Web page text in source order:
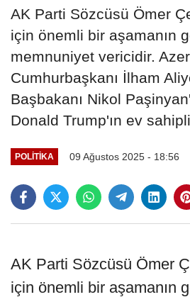
AK Parti Sözcüsü Ömer
için önemli bir aşamanın
memnuniyet vericidir.
Cumhurbaşkanı İlham
Başbakanı Nikol
Donald Trump'ın ev
POLITIKA 09 Ağustos 2025 - 18:56
AK Parti Sözcüsü Ömer
için önemli bir aşamanın